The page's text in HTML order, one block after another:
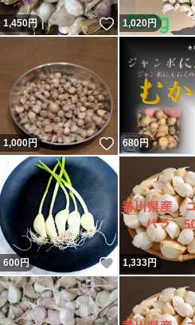
1,450円 いいね！
1,020円
1,000円 いいね！
680円
600円 いいね！
1,333円